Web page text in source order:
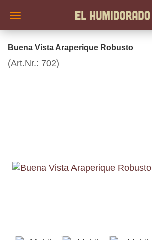
Buena Vista Araperique Robusto
(Art.Nr.: 702)